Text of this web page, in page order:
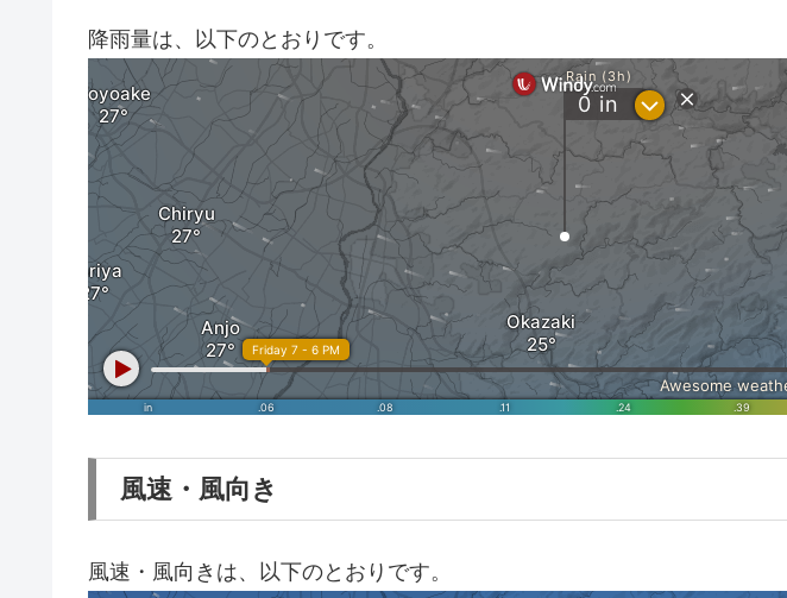
降雨量は、以下のとおりです。
風速・風向き
風速・風向きは、以下のとおりです。